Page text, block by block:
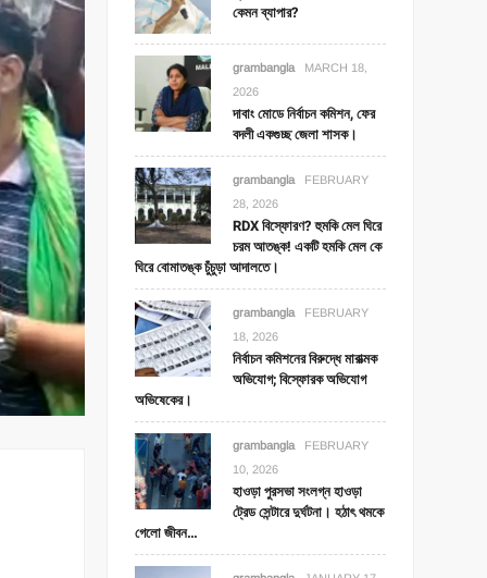
কেমন ব্যাপার?
grambangla
MARCH 18,
2026
দাবাং মোডে নির্বাচন কমিশন, ফের
বদলী একগুচ্ছ জেলা শাসক।
grambangla
FEBRUARY
28, 2026
RDX বিস্ফোরণ? হুমকি মেল ঘিরে
চরম আতঙ্ক! একটি হমকি মেল কে
ঘিরে বোমাতঙ্ক চুঁচুড়া আদালতে।
grambangla
FEBRUARY
18, 2026
নির্বাচন কমিশনের বিরুদ্ধে মারাত্মক
অভিযোগ; বিস্ফোরক অভিযোগ
অভিষেকের।
grambangla
FEBRUARY
10, 2026
হাওড়া পুরসভা সংলগ্ন হাওড়া
ট্রেড সেন্টারে দুর্ঘটনা। হঠাৎ থমকে
গেলো জীবন…